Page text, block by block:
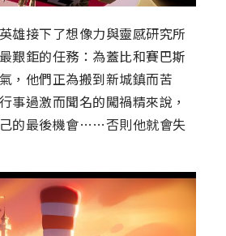
雄接下了想像力與靈感研究所
艱鉅的任務：為蓋比和賽巴斯
，他們正為搬到新城鎮而苦
事過激而聞名的闖禍精來說，
的最後機會……否則他就會失